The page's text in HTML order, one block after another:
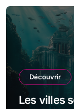
Découvrir
Les villes